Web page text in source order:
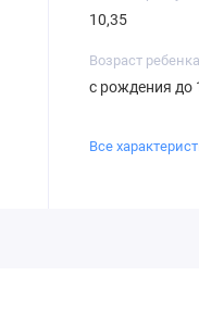
10,35
Возраст ребенка
с рождения до
Все